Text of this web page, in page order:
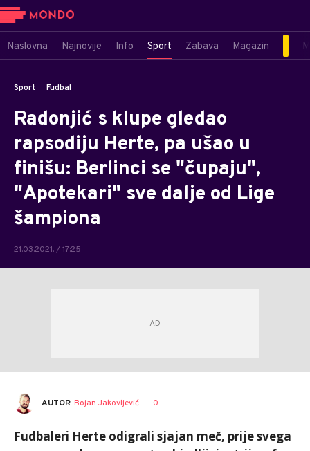
Naslovna Najnovije Info Sport Zabava Magazin
Sport Fudbal
Radonjić s klupe gledao
rapsodiju Herte, pa ušao u
finišu: Berlinci se "čupaju",
"Apotekari" sve dalje od Lige
šampiona
21.03.2021. / 17:25
AUTOR Bojan Jakovljević 0
Fudbaleri Herte odigrali sjajan meč, prije svega